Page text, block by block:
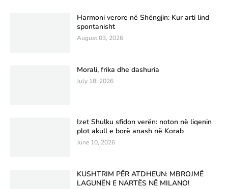
Harmoni verore në Shëngjin: Kur arti lind
spontanisht
August 03, 2026
Morali, frika dhe dashuria
July 18, 2026
Izet Shulku sfidon verën: noton në liqenin
plot akull e borë anash në Korab
June 10, 2026
KUSHTRIM PËR ATDHEUN: MBROJMË
LAGUNËN E NARTËS NË MILANO!